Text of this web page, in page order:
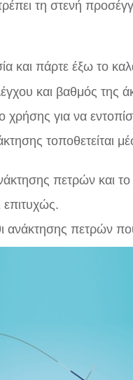
τη στενή
και πάρτε έξω το
και βαθμός της
για να
τοποθετείται
πετρών και
επιτυχώς.
ανάκτησης πετρών